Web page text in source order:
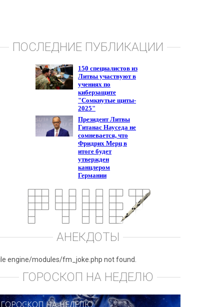
ПОСЛЕДНИЕ ПУБЛИКАЦИИ
АНЕКДОТЫ
engine/modules/fm_joke.php not found.
ГОРОСКОП НА НЕДЕЛЮ
ГОРОСКОП НА НЕДЕЛЮ